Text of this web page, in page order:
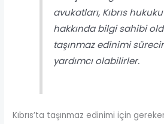
avukatları, Kıbrıs
hakkında bilgi sahibi
taşınmaz edinimi
yardımcı olabilirler.
Kıbrıs’ta taşınmaz edinimi için